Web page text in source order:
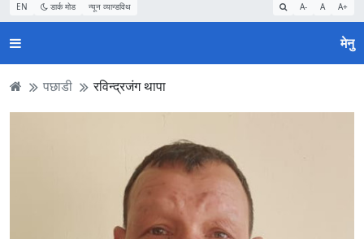
EN डार्क मोड न्यून व्यान्डविथ A- A A+
मेनु
पछाडी रविन्द्रजंग थापा